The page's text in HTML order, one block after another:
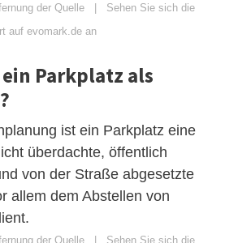
der Quelle | Sehen Sie sich die
auf evomark.de an
Parkplatz als
ist ein Parkplatz eine
überdachte, öffentlich
von der Straße abgesetzte
allem dem Abstellen von
der Quelle | Sehen Sie sich die